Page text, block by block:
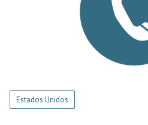
Estados Unidos